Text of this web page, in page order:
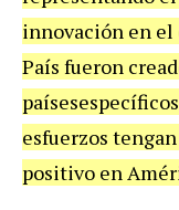
innovación en el
País fueron
esfuerzos
positivo en